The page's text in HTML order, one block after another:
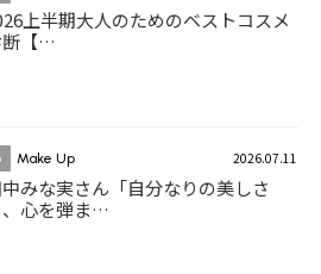
上半期大人のためのベストコスメ
【…
Make Up 2026.07.11
みな実さん「自分なりの美しさ
心を弾ま…